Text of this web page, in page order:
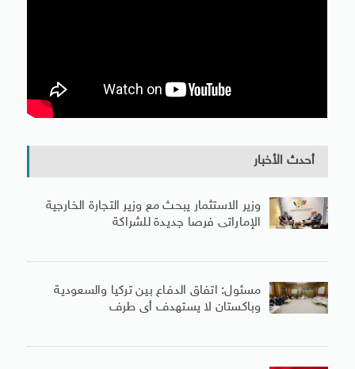
أحدث الأخبار
وزير الاستثمار يبحث مع وزير التجارة الخارجية
الإماراتى فرصا جديدة للشراكة
مسئول: اتفاق الدفاع بين تركيا والسعودية
وباكستان لا يستهدف أى طرف